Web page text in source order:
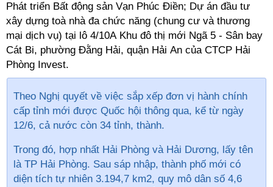
Phát triển Bất động sản Vạn Phúc Điền; Dự án đầu tư
xây dựng toà nhà đa chức năng (chung cư và thương
mại dịch vụ) tại lô 4/10A Khu đô thị mới Ngã 5 - Sân bay
Cát Bi, phường Đằng Hải, quận Hải An của CTCP Hải
Phòng Invest.
Theo Nghị quyết về việc sắp xếp đơn vị hành chính
cấp tỉnh mới được Quốc hội thông qua, kể từ ngày
12/6, cả nước còn 34 tỉnh, thành.
Trong đó, hợp nhất Hải Phòng và Hải Dương, lấy tên
là TP Hải Phòng. Sau sáp nhập, thành phố mới có
diện tích tự nhiên 3.194,7 km2, quy mô dân số 4,6